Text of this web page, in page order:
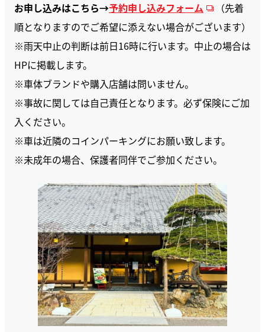
お申し込みはこちら→予約申し込みフォーム
（先着
順となりますのでご希望に添えない場合がございます）
※雨天中止の判断は前日16時に行います。中止の場合は
HPに掲載します。
※車体ブランドや購入店舗は問いません。
※事故に関しては自己責任となります。必ず保険にご加
入ください。
※車は近隣のコインパーキングにお願い致します。
※未成年の場合、保護者同伴でご参加ください。